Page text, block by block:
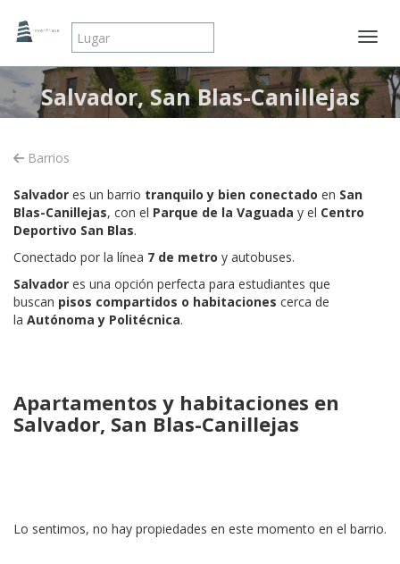
Salvador, San Blas-Canillejas
Barrios
Salvador es un barrio tranquilo y bien conectado en San
Blas-Canillejas, con el Parque de la Vaguada y el Centro
Deportivo San Blas.
Conectado por la línea 7 de metro y autobuses.
Salvador es una opción perfecta para estudiantes que
buscan pisos compartidos o habitaciones cerca de
la Autónoma y Politécnica.
Apartamentos y habitaciones en
Salvador, San Blas-Canillejas
Lo sentimos, no hay propiedades en este momento en el barrio.